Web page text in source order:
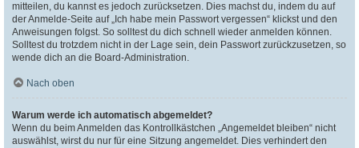
mitteilen, du kannst es jedoch zurücksetzen. Dies machst du, indem du auf
der Anmelde-Seite auf „Ich habe mein Passwort vergessen“ klickst und den
Anweisungen folgst. So solltest du dich schnell wieder anmelden können.
Solltest du trotzdem nicht in der Lage sein, dein Passwort zurückzusetzen, so
wende dich an die Board-Administration.
Nach oben
Warum werde ich automatisch abgemeldet?
Wenn du beim Anmelden das Kontrollkästchen „Angemeldet bleiben“ nicht
auswählst, wirst du nur für eine Sitzung angemeldet. Dies verhindert den